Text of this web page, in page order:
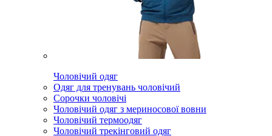
Чоловічий одяг
Одяг для тренувань чоловічий
Сорочки чоловічі
Чоловічий одяг з мериносової вовни
Чоловічий термоодяг
Чоловічий трекінговий одяг